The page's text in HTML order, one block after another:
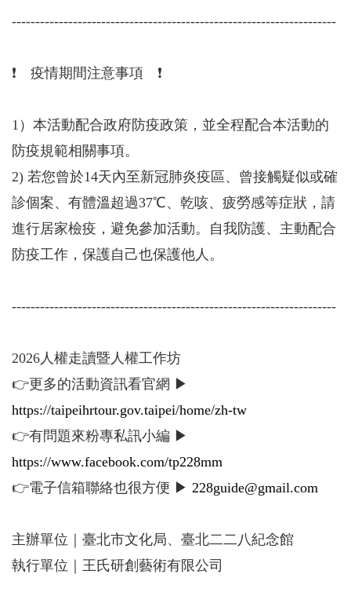
---------------------------------------------------------------------
❗️ 疫情期間注意事項 ❗️
1）本活動配合政府防疫政策，並全程配合本活動的
防疫規範相關事項。
2) 若您曾於14天內至新冠肺炎疫區、曾接觸疑似或確
診個案、有體溫超過37℃、乾咳、疲勞感等症狀，請
進行居家檢疫，避免參加活動。自我防護、主動配合
防疫工作，保護自己也保護他人。
---------------------------------------------------------------------
2026人權走讀暨人權工作坊
👉更多的活動資訊看官網 ▶
https://taipeihrtour.gov.taipei/home/zh-tw
👉有問題來粉專私訊小編 ▶
https://www.facebook.com/tp228mm
👉電子信箱聯絡也很方便 ▶ 228guide@gmail.com
主辦單位｜臺北市文化局、臺北二二八紀念館
執行單位｜王氏研創藝術有限公司